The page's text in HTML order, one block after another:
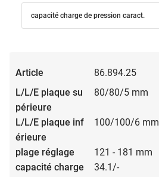
capacité charge de pression caract.
86.894.25
80/80/5 mm
100/100/6 mm
121 - 181 mm
34.1/-